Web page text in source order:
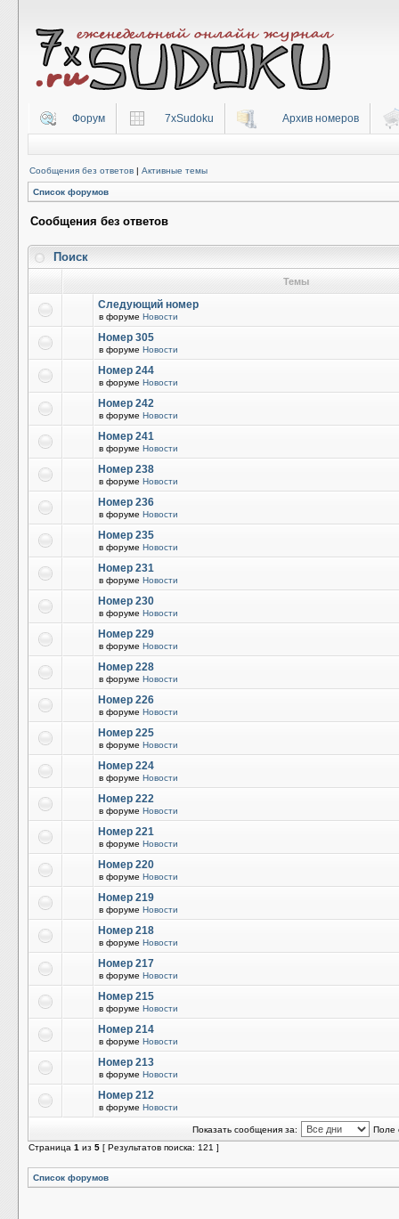
Форум 7xSudoku Архив номеров
Сообщения без ответов | Активные темы
Список форумов
Сообщения без ответов
Поиск
Темы
Следующий номер
в форуме Новости
Номер 305
в форуме Новости
Номер 244
в форуме Новости
Номер 242
в форуме Новости
Номер 241
в форуме Новости
Номер 238
в форуме Новости
Номер 236
в форуме Новости
Номер 235
в форуме Новости
Номер 231
в форуме Новости
Номер 230
в форуме Новости
Номер 229
в форуме Новости
Номер 228
в форуме Новости
Номер 226
в форуме Новости
Номер 225
в форуме Новости
Номер 224
в форуме Новости
Номер 222
в форуме Новости
Номер 221
в форуме Новости
Номер 220
в форуме Новости
Номер 219
в форуме Новости
Номер 218
в форуме Новости
Номер 217
в форуме Новости
Номер 215
в форуме Новости
Номер 214
в форуме Новости
Номер 213
в форуме Новости
Номер 212
в форуме Новости
Показать сообщения за:
Поле
Страница 1 из 5 [ Результатов поиска: 121 ]
Список форумов